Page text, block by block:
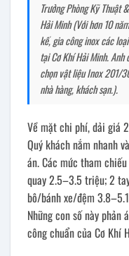
Trưởng Phòng Kỹ
Hải Minh (Với hơn 10
kế, gia công inox các
tại Cơ Khí Hải Minh.
chọn vật liệu Inox 201/
nhà hàng, khách sạn.).
Về mặt chi phí, dải giá
Quý khách nắm nhanh
án. Các mức tham
quay 2.5–3.5 triệu; 2
bô/bánh xe/đệm
Những con số này
công chuẩn của Cơ Khí